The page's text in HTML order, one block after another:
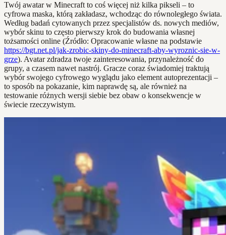
Twój awatar w Minecraft to coś więcej niż kilka pikseli – to
cyfrowa maska, którą zakładasz, wchodząc do równoległego świata.
Według badań cytowanych przez specjalistów ds. nowych mediów,
wybór skinu to często pierwszy krok do budowania własnej
tożsamości online (Źródło: Opracowanie własne na podstawie
https://bgt.net.pl/jak-zrobic-skiny-do-minecraft-aby-wyroznic-sie-w-
grze). Avatar zdradza twoje zainteresowania, przynależność do
grupy, a czasem nawet nastrój. Gracze coraz świadomiej traktują
wybór swojego cyfrowego wyglądu jako element autoprezentacji –
to sposób na pokazanie, kim naprawdę są, ale również na
testowanie różnych wersji siebie bez obaw o konsekwencje w
świecie rzeczywistym.